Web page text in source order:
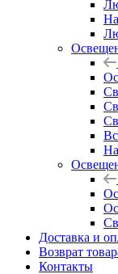
Доставка и
Возврат
Контакты